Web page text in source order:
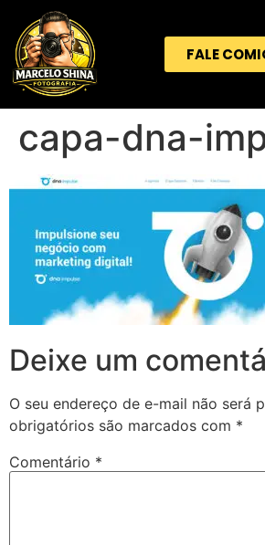
FALE
capa-dna-
Deixe um
O seu endereço de e-mail não será
obrigatórios são marcados com *
Comentário *